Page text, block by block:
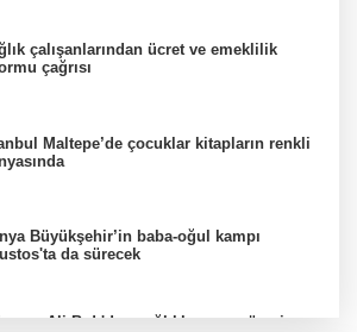
çalışanlarından ücret ve emeklilik
çağrısı
Maltepe’de çocuklar kitapların renkli
Büyükşehir’in baba-oğul kampı
da sürecek
Ali Bıdı'dan sağlıklı yaşam üzerine